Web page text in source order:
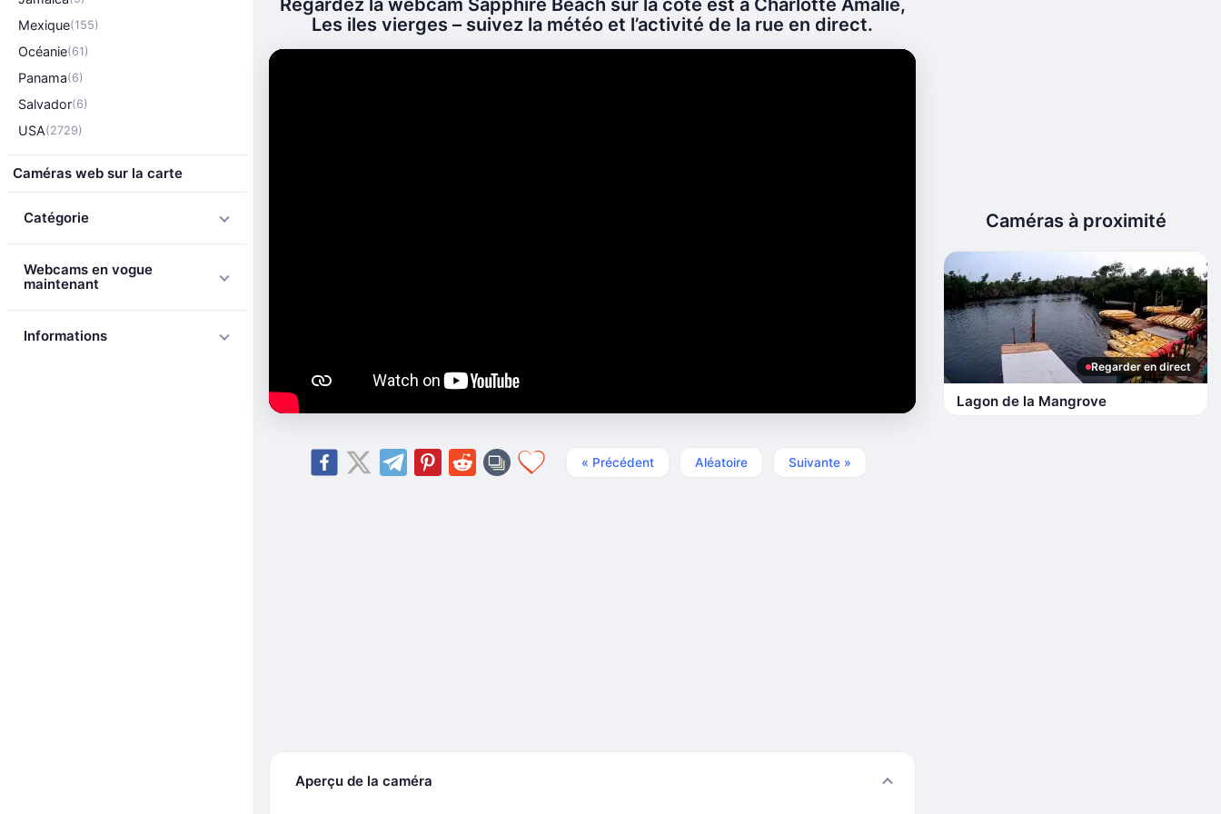
Mexique(155)
Océanie(61)
Panama(6)
Salvador(6)
USA(2729)
Caméras web sur la carte
Catégorie
Webcams en vogue
maintenant
Informations
Regardez la webcam Sapphire Beach sur la côte est à Charlotte Amalie,
Les iles vierges – suivez la météo et l’activité de la rue en direct.
« Précédent Aléatoire Suivante »
Aperçu de la caméra
Caméras à proximité
Regarder en direct
Lagon de la Mangrove